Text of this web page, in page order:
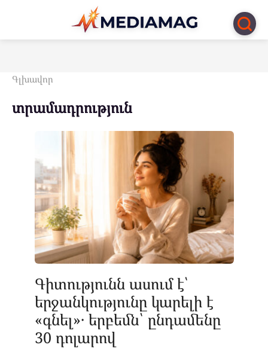
Перейти
контенту
Գլխավոր
տրամադրություն
Գիտությունն ասում է՝
երջանկությունը կարելի է
«գնել»․ երբեմն՝ ընդամենը
30 դոլարով